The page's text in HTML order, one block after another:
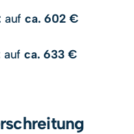
aufca. 602 €
aufca. 633 €